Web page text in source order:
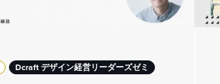
Dcraft デザイン経営リーダーズゼミ